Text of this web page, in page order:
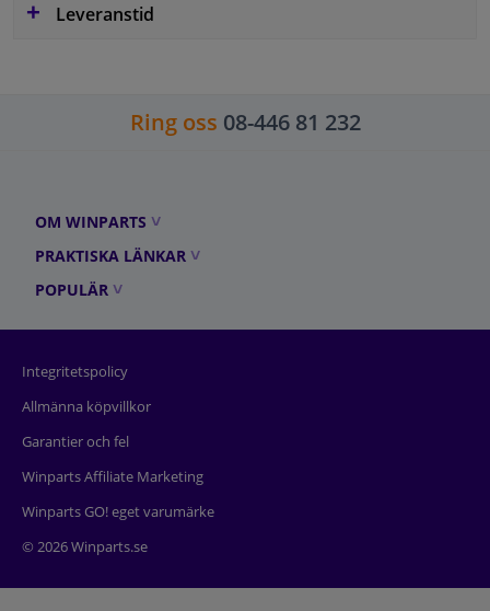
Leveranstid
Ring oss 08-446 81 232
OM WINPARTS
PRAKTISKA LÄNKAR
POPULÄR
Integritetspolicy
Allmänna köpvillkor
Garantier och fel
Winparts Affiliate Marketing
Winparts GO! eget varumärke
© 2026 Winparts.se